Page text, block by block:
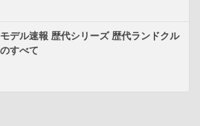
デル速報 歴代シリーズ 歴代ランドクル
すべて